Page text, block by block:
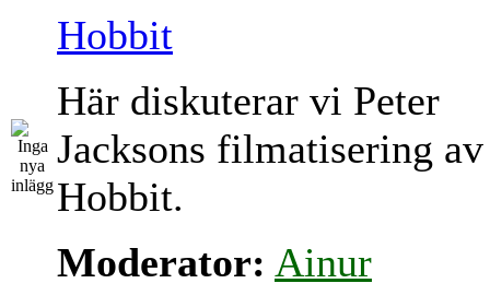
Hobbit
Här diskuterar vi Peter
Jacksons filmatisering
Hobbit.
Moderator: Ainur